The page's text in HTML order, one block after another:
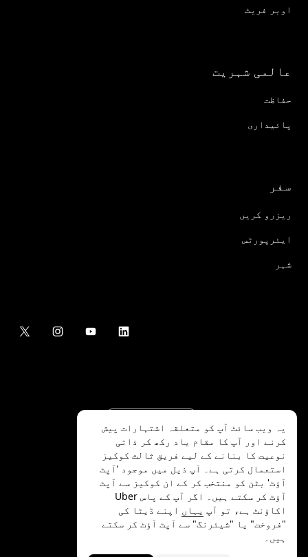
اوبر فریٹ
عالمی شہریت
حفاظت
پائیداری
سفر
ریزرو کریں
ایئرپورٹس
شہر
©
2026
.Uber Technologies Inc
یہ ویب سائٹ آپ کو متعلقہ اشتہارات پیش
کرنے اور آپ کا مقام یاد رکھ کر ذاتی
نوعیت کا بنانے کے لیے فریق ثالث کوکیز
استعمال کرتی ہے۔ آپ ذیل میں موجود 'آپٹ
آؤٹ' بٹن کو منتخب کر کے ان کوکیز سے آپٹ
آؤٹ کر سکتے ہیں۔ اگر آپ کے پاس Uber
اکاؤنٹ ہے، تو آپ یہاں اپنے ڈیٹا کی
"فروخت" یا "شیئرنگ" سے آپٹ آؤٹ کر سکتے
ہیں۔